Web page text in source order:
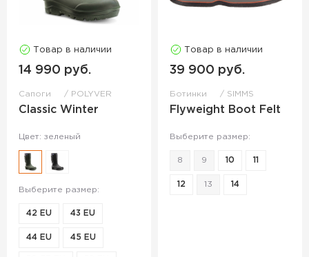
Товар в наличии
14 990 руб.
Сапоги POLYVER
Classic Winter
Цвет: зеленый
Выберите размер:
42 EU 43 EU
44 EU 45 EU
Товар в наличии
39 900 руб.
Ботинки SIMMS
Flyweight Boot Felt
Выберите размер:
8 9 10 11
12 13 14